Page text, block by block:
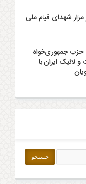
مزار شهدای قیام ملی
حزب جمهوری‌خواه
لائیک ایران با